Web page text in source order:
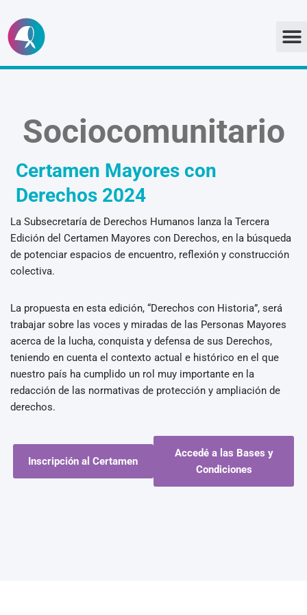
Ir
al
Sociocomunitario
Certamen Mayores con
Derechos 2024
La Subsecretaría de Derechos Humanos lanza la Tercera
Edición del Certamen Mayores con Derechos, en la búsqueda
de potenciar espacios de encuentro, reflexión y construcción
colectiva.
La propuesta en esta edición, “Derechos con Historia”, será
trabajar sobre las voces y miradas de las Personas Mayores
acerca de la lucha, conquista y defensa de sus Derechos,
teniendo en cuenta el contexto actual e histórico en el que
nuestro país ha cumplido un rol muy importante en la
redacción de las normativas de protección y ampliación de
derechos.
Inscripción al Certamen
Accedé a las Bases y
Condiciones